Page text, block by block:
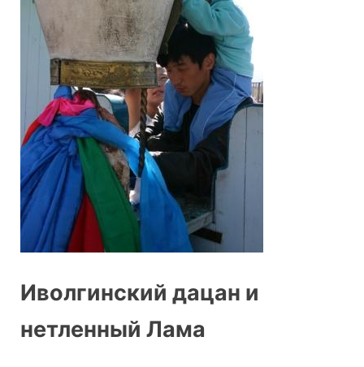
Иволгинский дацан и
нетленный Лама